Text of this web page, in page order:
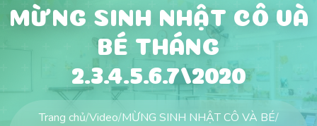
MỪNG SINH NHẬT CÔ VÀ
BÉ THÁNG
2.3.4.5.6.7/2020
Trang chủ/Video/MỪNG SINH NHẬT CÔ VÀ BÉ/